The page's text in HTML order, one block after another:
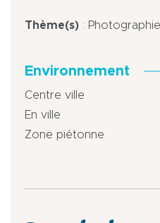
Thème(s) : Photographie
Environnement
Centre ville
En ville
Zone piétonne